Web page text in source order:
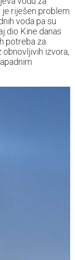
je riješen problem
voda pa su
dio Kine danas
potreba za
izvora,